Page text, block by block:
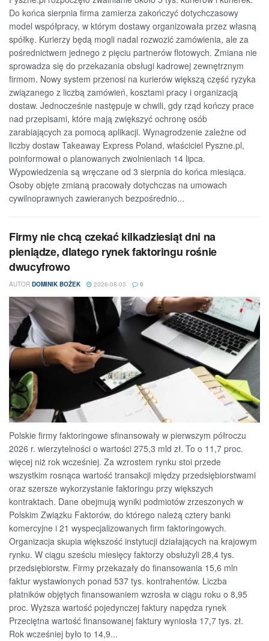
Do końca sierpnia firma zamierza zakończyć dotychczasowy
model współpracy, w którym dostawy organizowała przez własną
spółkę. Kurierzy będą mogli nadal rozwozić zamówienia, ale za
pośrednictwem jednego z pięciu partnerów flotowych. Zmiana nie
sprowadza się do przekazania obsługi kadrowej zewnętrznym
firmom. Nowy system przenosi na kurierów większą część ryzyka
związanego z liczbą zamówień, kosztami pracy i organizacją
dostaw. Jednocześnie następuje w chwili, gdy rząd kończy prace
nad przepisami, które mają zwiększyć ochronę osób
zarabiających za pomocą aplikacji. Wynagrodzenie zależne od
liczby dostaw Takeaway Express Poland, właściciel Pyszne.pl,
poinformował o planowanych zwolnieniach 14 lipca.
Wypowiedzenia są wręczane od 3 sierpnia do końca miesiąca.
Osoby objęte zmianą pracowały dotychczas na umowach
cywilnoprawnych zawieranych bezpośrednio...
Firmy nie chcą czekać kilkadziesiąt dni na
pieniądze, dlatego rynek faktoringu rośnie
dwucyfrowo
AUTOR DOMINIK BOŻEK 2026-08-03 0
Polskie firmy faktoringowe sfinansowały w pierwszym półroczu
2026 r. wierzytelności o wartości 275,3 mld zł. To o 11,7 proc.
więcej niż rok wcześniej. Za wzrostem rynku stoi przede
wszystkim rosnąca wartość transakcji między przedsiębiorstwami
oraz szersze wykorzystanie faktoringu przy większych
kontraktach. Dane obejmują wyniki podmiotów zrzeszonych w
Polskim Związku Faktorów, do którego należą cztery banki
komercyjne i 21 wyspecjalizowanych firm faktoringowych.
Organizacja skupia większość instytucji działających na krajowym
rynku. W ciągu sześciu miesięcy faktorzy obsłużyli 28,4 tys.
przedsiębiorstw. Firmy przekazały do finansowania 15,6 mln
faktur wystawionych ponad 537 tys. kontrahentów. Liczba
płatników objętych finansowaniem wzrosła w ciągu roku o 8,95
proc. Wyższa wartość pojedynczej faktury napędza rynek
Przeciętna wartość finansowanej faktury wyniosła 17,7 tys. zł.
Rok wcześniej było to 14,9...